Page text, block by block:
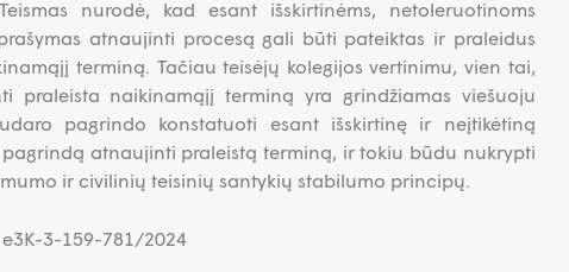
nurodė, kad esant išskirtinėms, netoleruotinoms
atnaujinti procesą gali būti pateiktas ir praleidus
terminą. Tačiau teisėjų kolegijos vertinimu, vien tai,
praleista naikinamąjį terminą yra grindžiamas viešuoju
pagrindo konstatuoti esant išskirtinę ir neįtikėtiną
atnaujinti praleistą terminą, ir tokiu būdu nukrypti
ir civilinių teisinių santykių stabilumo principų.
e3K-3-159-781/2024